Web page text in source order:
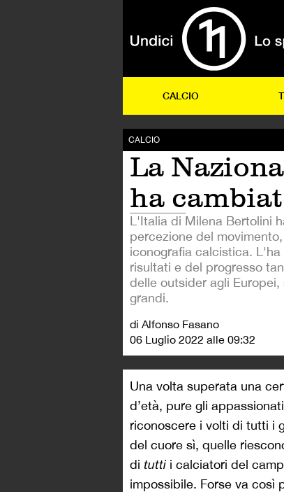
CALCIO
CALCIO
La
ha
L'Italia di Milena Bertolini
percezione del
iconografia calcistica.
risultati e del progresso
delle outsider agli
grandi.
di Alfonso Fasano
06 Luglio 2022 alle 09:32
Una volta superata una
d’età, pure gli
riconoscere i volti di tutti i
del cuore sì, quelle
di tutti i calciatori del
impossibile. Forse va così